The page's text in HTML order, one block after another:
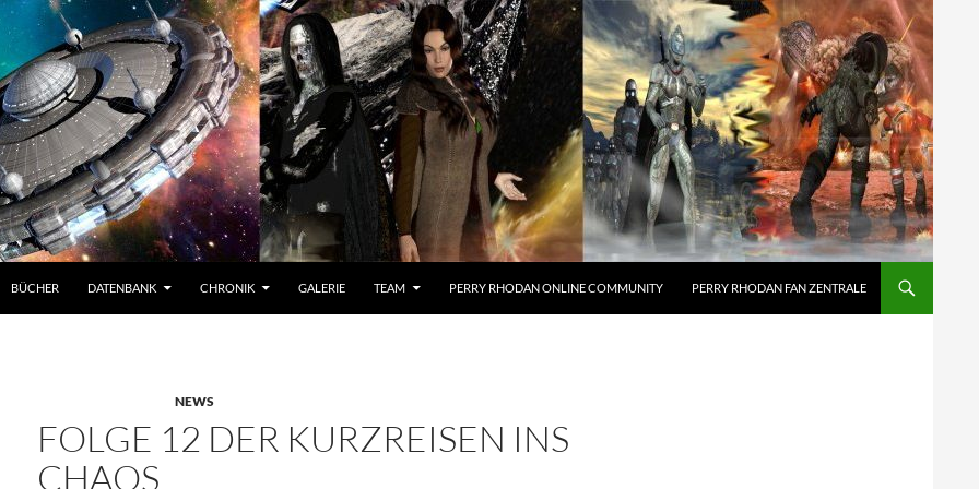
BÜCHER DATENBANK CHRONIK GALERIE TEAM PERRY RHODAN ONLINE COMMUNITY PERRY RHODAN FAN ZENTRALE
NEWS
FOLGE 12 DER KURZREISEN INS
CHAOS